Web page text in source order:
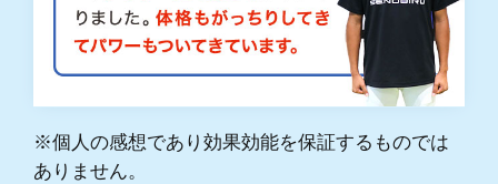
※個人の感想であり効果効能を保証するものでは
ありません。